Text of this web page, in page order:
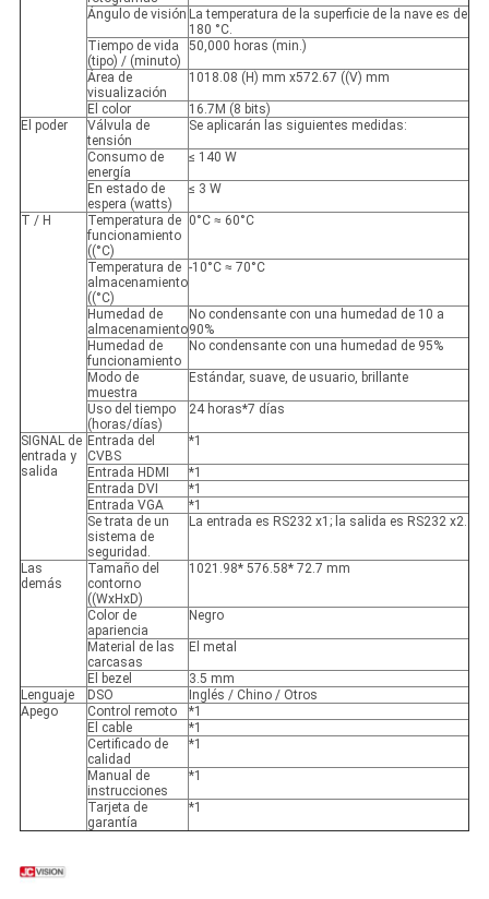
Ángulo de visión La temperatura de la superficie de la nave es de
180 °C.
Tiempo de vida
(tipo) / (minuto)
50,000 horas (min.)
Área de
visualización
1018.08 (H) mm x572.67 ((V) mm
El color
16.7M (8 bits)
El poder
Válvula de
tensión
Se aplicarán las siguientes medidas:
Consumo de
energía
≤ 140 W
En estado de
espera (watts)
≤ 3 W
T / H
Temperatura de
funcionamiento
((°C)
0°C ≈ 60°C
Temperatura de
almacenamiento
((°C)
-10°C ≈ 70°C
Humedad de
almacenamiento
No condensante con una humedad de 10 a
90%
Humedad de
funcionamiento
No condensante con una humedad de 95%
Modo de
muestra
Estándar, suave, de usuario, brillante
Uso del tiempo
(horas/días)
24 horas*7 días
SIGNAL de
entrada y
salida
Entrada del
CVBS
*1
Entrada HDMI
*1
Entrada DVI
*1
Entrada VGA
*1
Se trata de un
sistema de
seguridad.
La entrada es RS232 x1; la salida es RS232 x2.
Las
demás
Tamaño del
contorno
((WxHxD)
1021.98* 576.58* 72.7 mm
Color de
apariencia
Negro
Material de las
carcasas
El metal
El bezel
3.5 mm
Lenguaje
DSO
Inglés / Chino / Otros
Apego
Control remoto
*1
El cable
*1
Certificado de
calidad
*1
Manual de
instrucciones
*1
Tarjeta de
garantía
*1